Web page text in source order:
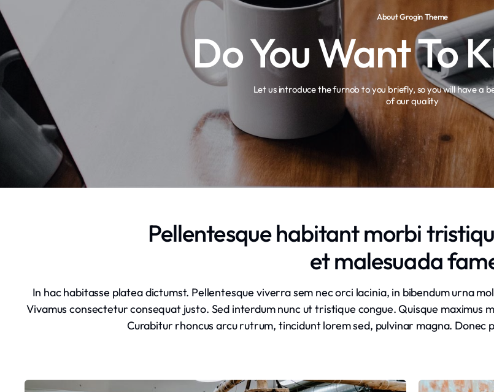
About Grogin Theme
Do You Want To
Let us introduce the furnob to you briefly, so you will have a
of our quality
Pellentesque habitant morbi
et malesuada
In hac habitasse platea dictumst. Pellentesque viverra sem nec orci lacinia, in bibendum urna
Vivamus consectetur consequat justo. Sed interdum nunc ut tristique congue. Quisque maximus
Curabitur rhoncus arcu rutrum, tincidunt lorem sed, pulvinar magna. Donec